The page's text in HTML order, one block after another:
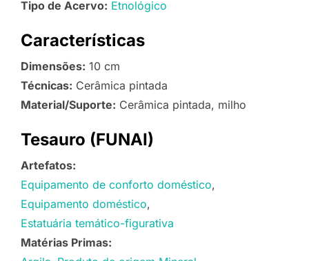
Tipo de Acervo: Etnológico
Características
Dimensões: 10 cm
Técnicas: Cerâmica pintada
Material/Suporte: Cerâmica pintada, milho
Tesauro (FUNAI)
Artefatos:
Equipamento de conforto doméstico
Equipamento doméstico
Estatuária temático-figurativa
Matérias Primas: